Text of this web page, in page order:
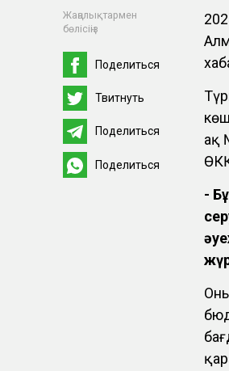
Жаңалықтармен
бөлісіңіз
Поделиться
Твитнуть
Поделиться
Поделиться
ақ
-